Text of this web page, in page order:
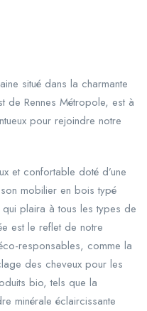
situé dans la charmante
de Rennes Métropole, est à
pour rejoindre notre
et confortable doté d’une
mobilier en bois typé
qui plaira à tous les types de
est le reflet de notre
responsables, comme la
des cheveux pour les
bio, tels que la
minérale éclaircissante